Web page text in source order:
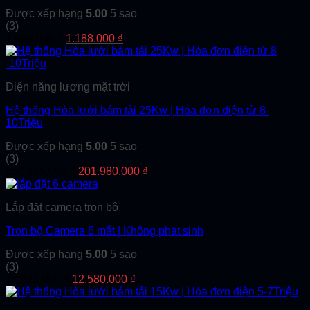
Được xếp hạng 5.00 5 sao
(3)
Giá
gốc
1.188.000 ₫
hiện
1.188.000 ₫.
Điện năng lượng mặt trời
Hệ thống Hòa lưới bám tải 25Kw | Hóa đơn điện từ 8-
10Triệu
Được xếp hạng 5.00 5 sao
(3)
Giá
gốc
252.475.000 ₫.
201.980.000 ₫
Lắp đặt camera trọn bộ
Trọn bộ Camera 6 mắt | Không phát sinh
Được xếp hạng 5.00 5 sao
(3)
Giá
gốc
12.580.000 ₫
hiện